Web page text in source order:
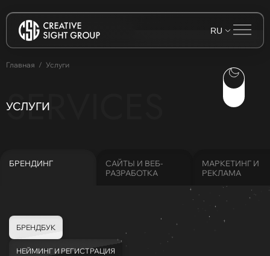
RU
Главная Услуги
УСЛУГИ
SERVICES
БРЕНДИНГ
САЙТЫ И ВЕБ-
РАЗРАБОТКА
МАРКЕТИНГ И
РЕКЛАМА
БРЕНДБУК
НЕЙМИНГ И РЕГИСТРАЦИЯ